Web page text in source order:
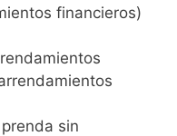
financieros)
sin